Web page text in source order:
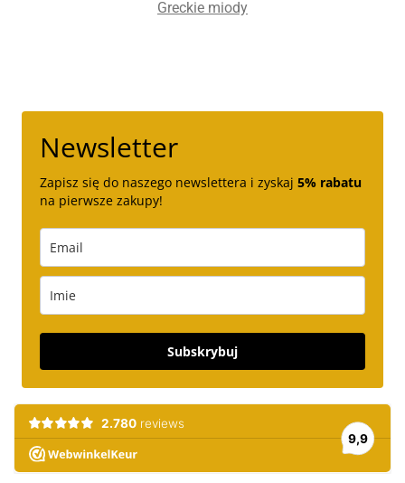
Greckie miody
Newsletter
Zapisz się do naszego newslettera i zyskaj 5% rabatu
na pierwsze zakupy!
Subskrybuj